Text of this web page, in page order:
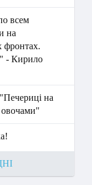
всем
на
фронтах.
- Кирило
на
овочами"